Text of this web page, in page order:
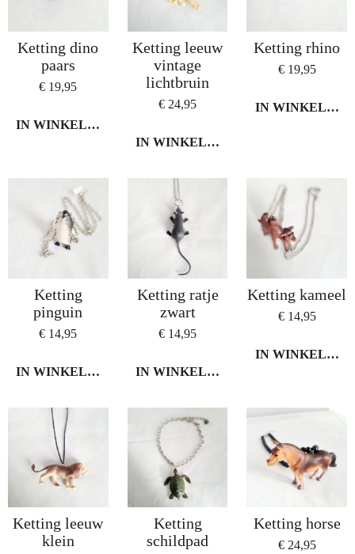
Ketting dino
paars
€ 19,95
IN WINKELWAGEN
Ketting leeuw
vintage
lichtbruin
€ 24,95
IN WINKELWAGEN
Ketting rhino
€ 19,95
IN
Ketting
pinguin
€ 14,95
IN WINKELWAGEN
Ketting ratje
zwart
€ 14,95
IN WINKELWAGEN
Ketting kameel
€ 14,95
IN
Ketting leeuw
klein
Ketting
schildpad
Ketting horse
€ 24,95